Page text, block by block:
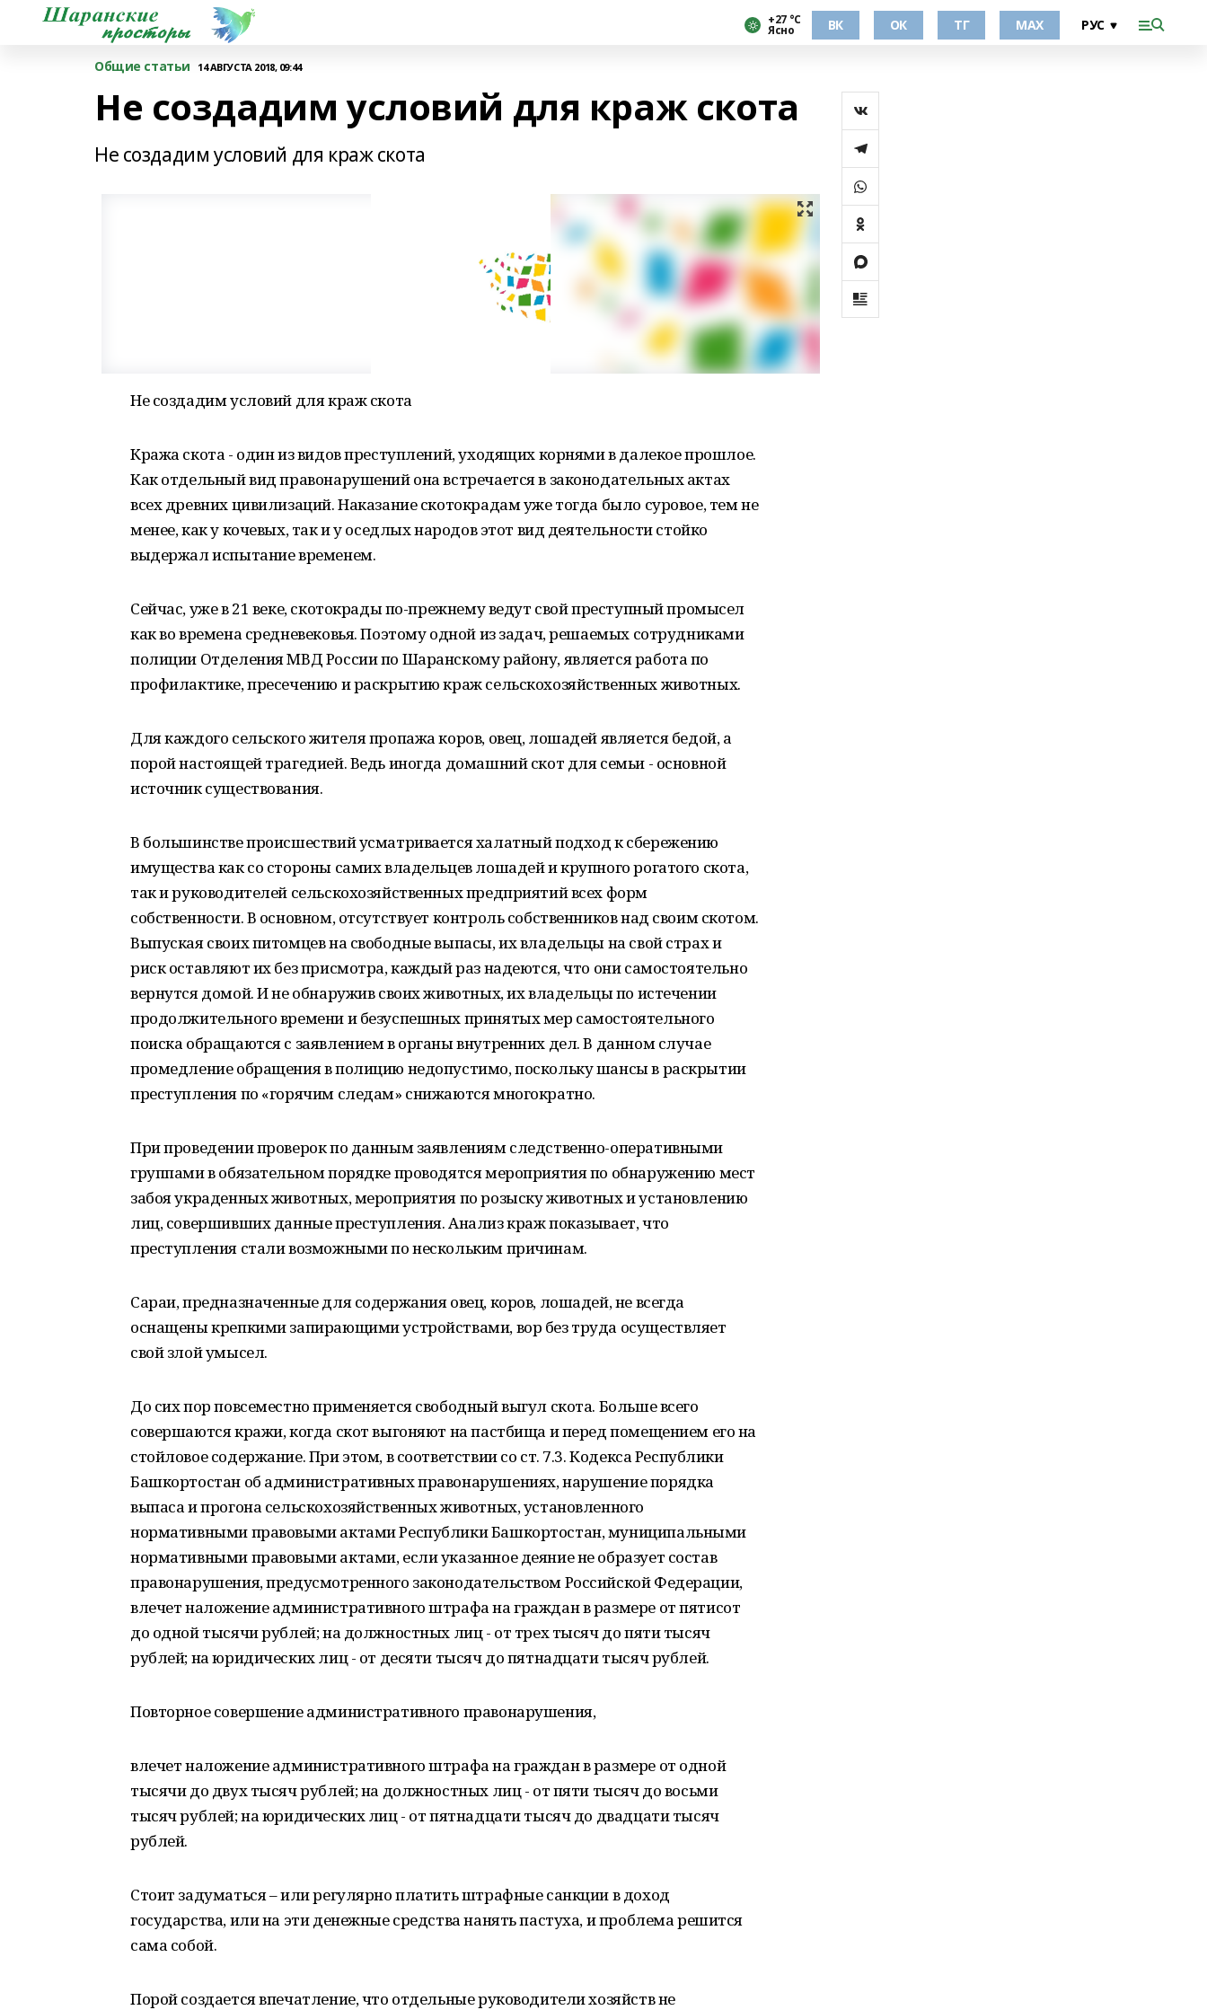
+27 °С
Ясно ВК ОК ТГ МАХ
Общие статьи 14 АВГУСТА 2018, 09:44
Не создадим условий для краж скота
Не создадим условий для краж скота
Не создадим условий для краж скота
Кража скота - один из видов преступлений, уходящих корнями в далекое прошлое.
Как отдельный вид правонарушений она встречается в законодательных актах
всех древних цивилизаций. Наказание скотокрадам уже тогда было суровое, тем не
менее, как у кочевых, так и у оседлых народов этот вид деятельности стойко
выдержал испытание временем.
Сейчас, уже в 21 веке, скотокрады по-прежнему ведут свой преступный промысел
как во времена средневековья. Поэтому одной из задач, решаемых сотрудниками
полиции Отделения МВД России по Шаранскому району, является работа по
профилактике, пресечению и раскрытию краж сельскохозяйственных животных.
Для каждого сельского жителя пропажа коров, овец, лошадей является бедой, а
порой настоящей трагедией. Ведь иногда домашний скот для семьи - основной
источник существования.
В большинстве происшествий усматривается халатный подход к сбережению
имущества как со стороны самих владельцев лошадей и крупного рогатого скота,
так и руководителей сельскохозяйственных предприятий всех форм
собственности. В основном, отсутствует контроль собственников над своим скотом.
Выпуская своих питомцев на свободные выпасы, их владельцы на свой страх и
риск оставляют их без присмотра, каждый раз надеются, что они самостоятельно
вернутся домой. И не обнаружив своих животных, их владельцы по истечении
продолжительного времени и безуспешных принятых мер самостоятельного
поиска обращаются с заявлением в органы внутренних дел. В данном случае
промедление обращения в полицию недопустимо, поскольку шансы в раскрытии
преступления по «горячим следам» снижаются многократно.
При проведении проверок по данным заявлениям следственно-оперативными
группами в обязательном порядке проводятся мероприятия по обнаружению мест
забоя украденных животных, мероприятия по розыску животных и установлению
лиц, совершивших данные преступления. Анализ краж показывает, что
преступления стали возможными по нескольким причинам.
Сараи, предназначенные для содержания овец, коров, лошадей, не всегда
оснащены крепкими запирающими устройствами, вор без труда осуществляет
свой злой умысел.
До сих пор повсеместно применяется свободный выгул скота. Больше всего
совершаются кражи, когда скот выгоняют на пастбища и перед помещением его на
стойловое содержание. При этом, в соответствии со ст. 7.3. Кодекса Республики
Башкортостан об административных правонарушениях, нарушение порядка
выпаса и прогона сельскохозяйственных животных, установленного
нормативными правовыми актами Республики Башкортостан, муниципальными
нормативными правовыми актами, если указанное деяние не образует состав
правонарушения, предусмотренного законодательством Российской Федерации,
влечет наложение административного штрафа на граждан в размере от пятисот
до одной тысячи рублей; на должностных лиц - от трех тысяч до пяти тысяч
рублей; на юридических лиц - от десяти тысяч до пятнадцати тысяч рублей.
Повторное совершение административного правонарушения,
влечет наложение административного штрафа на граждан в размере от одной
тысячи до двух тысяч рублей; на должностных лиц - от пяти тысяч до восьми
тысяч рублей; на юридических лиц - от пятнадцати тысяч до двадцати тысяч
рублей.
Стоит задуматься – или регулярно платить штрафные санкции в доход
государства, или на эти денежные средства нанять пастуха, и проблема решится
сама собой.
Порой создается впечатление, что отдельные руководители хозяйств не